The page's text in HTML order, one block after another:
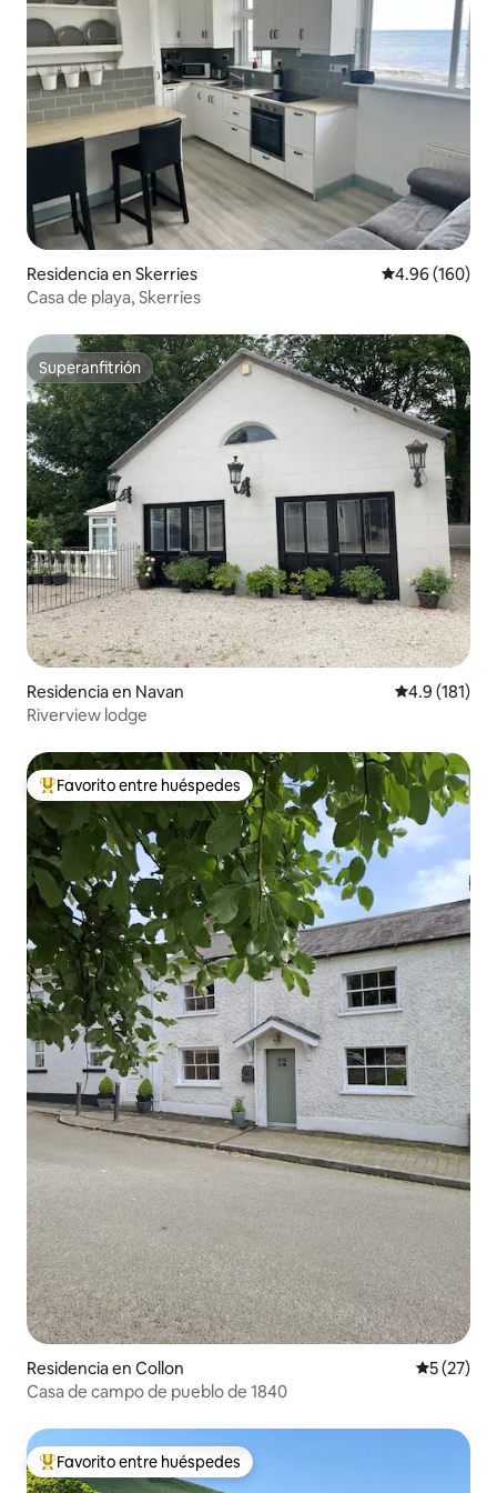
Residencia en Skerries Calificación
4.96 (160)
Casa de playa, Skerries
Superanfitrión
Superanfitrión
Residencia en Navan Calificación
4.9 (181)
Riverview lodge
De los mejores en Favorito entre huéspedes
Favorito entre huéspedes
Residencia en Collon
5 (27)
Casa de campo de pueblo de 1840
De los mejores en Favorito entre huéspedes
Favorito entre huéspedes